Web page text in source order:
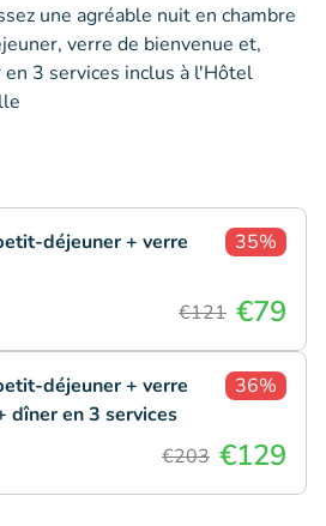
une agréable nuit en chambre
verre de bienvenue et,
3 services inclus à l'Hôtel
déjeuner + verre
35%
€121 €79
déjeuner + verre
dîner en 3 services
36%
€203 €129